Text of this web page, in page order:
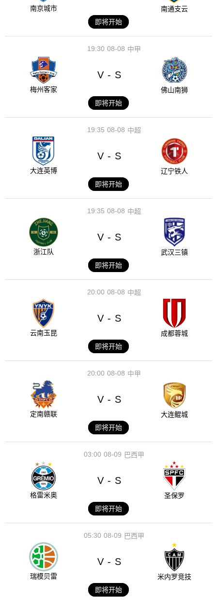
南京城市
南通支云
即将开始
08-08
19:30 中甲
梅州客家
V - S
佛山南狮
即将开始
08-08
19:35 中超
大连英博
V - S
辽宁铁人
即将开始
08-08
19:35 中超
浙江队
V - S
武汉三镇
即将开始
08-08
20:00 中超
云南玉昆
V - S
成都蓉城
即将开始
08-08
20:00 中甲
定南赣联
V - S
大连鲲城
即将开始
08-09
03:00 巴西甲
格雷米奥
V - S
圣保罗
即将开始
08-09
05:30 巴西甲
瑞模贝雷
V - S
米内罗竞技
即将开始